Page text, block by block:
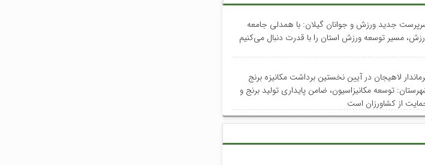
جدید ورزش و جوانان گیلان: با همدلی جامعه
مسیر توسعه ورزش استان را با قدرت دنبال می‌کنیم
لاهیجان در آیین نخستین برداشت مکانیزه برنج
توسعه مکانیزاسیون، ضامن پایداری تولید برنج و
از کشاورزان است